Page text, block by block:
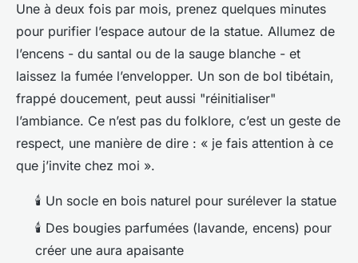
Une à deux fois par mois, prenez quelques minutes
pour purifier l’espace autour de la statue. Allumez de
l’encens - du santal ou de la sauge blanche - et
laissez la fumée l’envelopper. Un son de bol tibétain,
frappé doucement, peut aussi "réinitialiser"
l’ambiance. Ce n’est pas du folklore, c’est un geste de
respect, une manière de dire : « je fais attention à ce
que j’invite chez moi ».
🕯️ Un socle en bois naturel pour surélever la statue
🕯️ Des bougies parfumées (lavande, encens) pour
créer une aura apaisante